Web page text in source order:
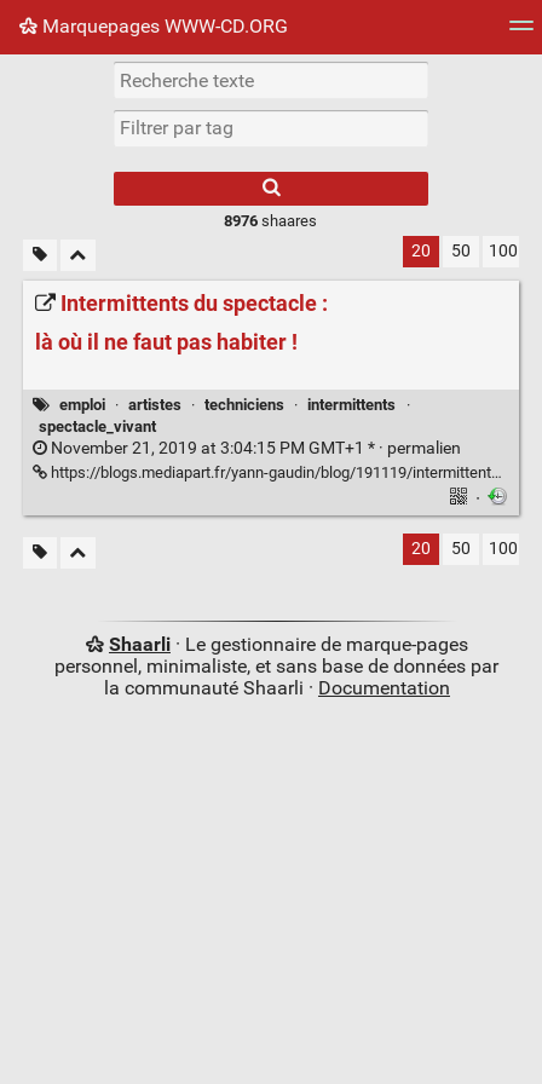
Marquepages WWW-CD.ORG
Nuage de tags Mur d'images
8976 shaares
20 50 100
Intermittents du spectacle :
là où il ne faut pas habiter !
emploi · artistes · techniciens · intermittents
·
spectacle_vivant
November 21, 2019 at 3:04:15 PM GMT+1 * · permalien
https://blogs.mediapart.fr/yann-gaudin/blog/191119/intermittents-du-spectacle-la-ou-il-ne-faut-pas-habiter
·
20 50 100
Shaarli· Le gestionnaire de marque-pages
personnel, minimaliste, et sans base de données par
la communauté Shaarli · Documentation